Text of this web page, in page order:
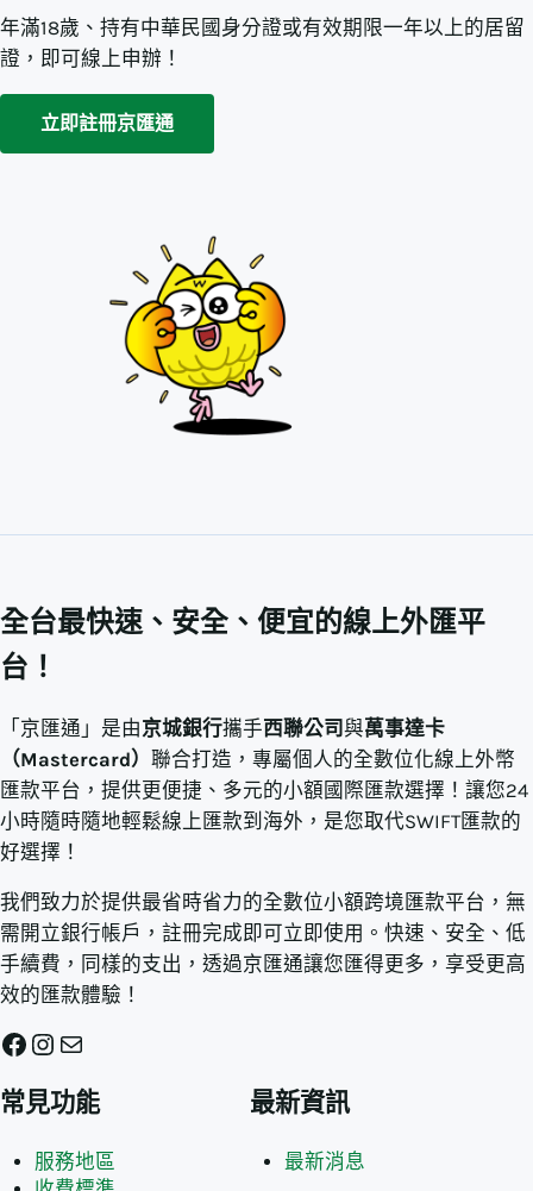
年滿18歲、持有中華民國身分證或有效期限一年以上的居留
證，即可線上申辦！
立即註冊京匯通
全台最快速、安全、便宜的線上外匯平
台！
「京匯通」是由京城銀行攜手西聯公司與萬事達卡
（Mastercard）聯合打造，專屬個人的全數位化線上外幣
匯款平台，提供更便捷、多元的小額國際匯款選擇！讓您24
小時隨時隨地輕鬆線上匯款到海外，是您取代SWIFT匯款的
好選擇！
我們致力於提供最省時省力的全數位小額跨境匯款平台，無
需開立銀行帳戶，註冊完成即可立即使用。快速、安全、低
手續費，同樣的支出，透過京匯通讓您匯得更多，享受更高
效的匯款體驗！
Facebook
Instagram
電子郵件
常見功能
服務地區
最新資訊
最新消息